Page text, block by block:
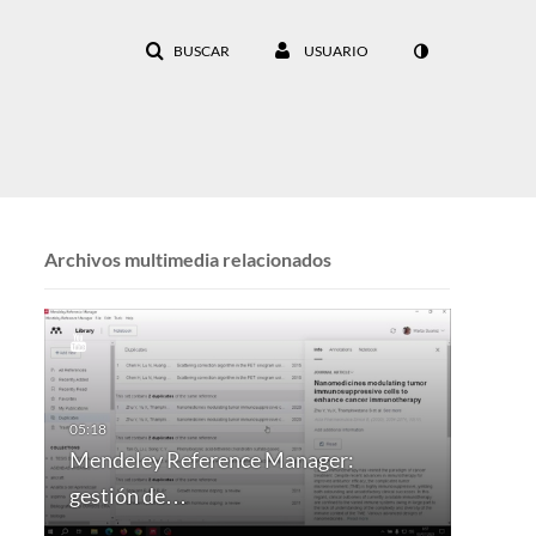
BUSCAR USUARIO
Archivos multimedia relacionados
Mendeley Reference Manager:
gestión de…